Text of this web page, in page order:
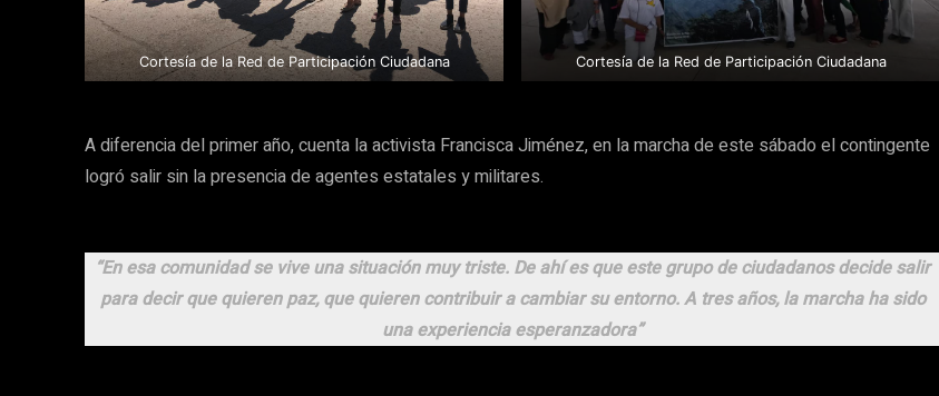
Cortesía de la Red de Participación Ciudadana Cortesía de la Red de Participación Ciudadana
A diferencia del primer año, cuenta la activista Francisca Jiménez, en la marcha de este sábado el contingente
logró salir sin la presencia de agentes estatales y militares.
“En esa comunidad se vive una situación muy triste. De ahí es que este grupo de ciudadanos decide salir
para decir que quieren paz, que quieren contribuir a cambiar su entorno. A tres años, la marcha ha sido
una experiencia esperanzadora”